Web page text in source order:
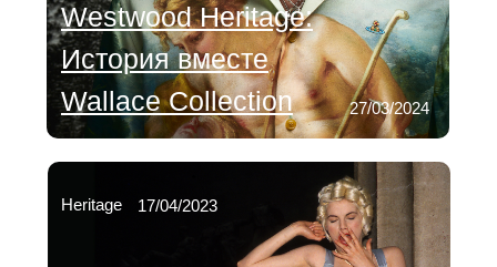
Westwood Heritage:
История вместе
Wallace Collection
27/03/2024
Heritage 17/04/2023